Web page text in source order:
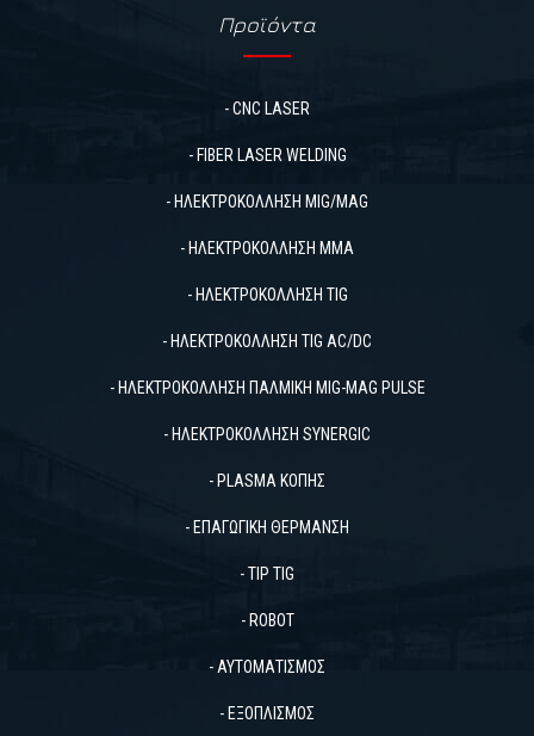
Προϊόντα
- CNC LASER
- FIBER LASER WELDING
- ΗΛΕΚΤΡΟΚΟΛΛΗΣΗ MIG/MAG
- ΗΛΕΚΤΡΟΚΟΛΛΗΣΗ MMA
- ΗΛΕΚΤΡΟΚΟΛΛΗΣΗ TIG
- ΗΛΕΚΤΡΟΚΟΛΛΗΣΗ TIG AC/DC
- ΗΛΕΚΤΡΟΚΟΛΛΗΣΗ ΠΑΛΜΙΚΗ MIG-MAG PULSΕ
- ΗΛΕΚΤΡΟΚΟΛΛΗΣΗ SYNERGIC
- PLASMA ΚΟΠΗΣ
- ΕΠΑΓΩΓΙΚΗ ΘΕΡΜΑΝΣΗ
- TIP TIG
- ROBOT
- ΑΥΤΟΜΑΤΙΣΜΟΣ
- ΕΞΟΠΛΙΣΜΟΣ